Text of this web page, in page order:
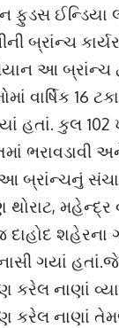
ફુડસ ઈન્ડિયા
બ્રાંન્ચ
આ બ્રાંન્ચ
વાર્ષિક
હતાં. કુલ
ભરાવડાવી
બ્રાંન્ચનું
થોરાટ, મહેન્દ્ર
શહેરના
ગયાં
કરેલ નાણાં
કરેલ નાણાં